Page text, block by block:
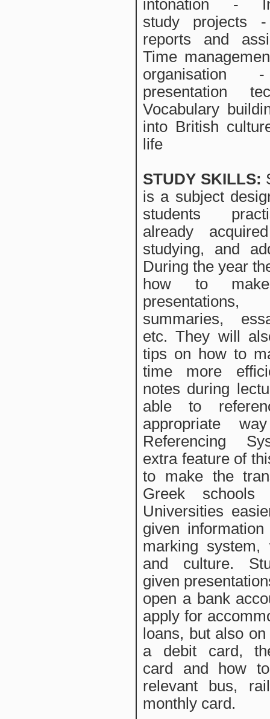
intonation -
study projects -
reports and
Time
organisation
presentation
Vocabulary
into British
life
STUDY SKILLS:
is a subject
students
already
studying, and
During the year
how to
summaries,
etc. They will
tips on how to
time more
notes during
able to
appropriate
Referencing
extra feature of
to make the
Greek
Universities
given
marking
and culture.
given
open a bank
apply for
loans, but also
a debit card,
card and how
relevant bus,
monthly card.